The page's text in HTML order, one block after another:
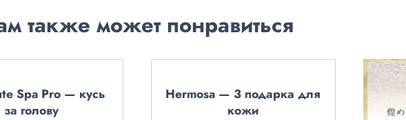
также может понравиться
Spa Pro — кусь
за голову
Hermosa — 3 подарка для
кожи